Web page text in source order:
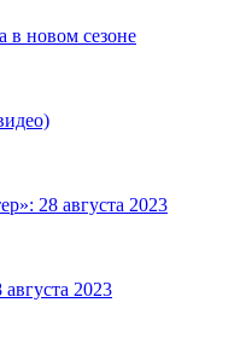
в новом сезоне
28 августа 2023
2023